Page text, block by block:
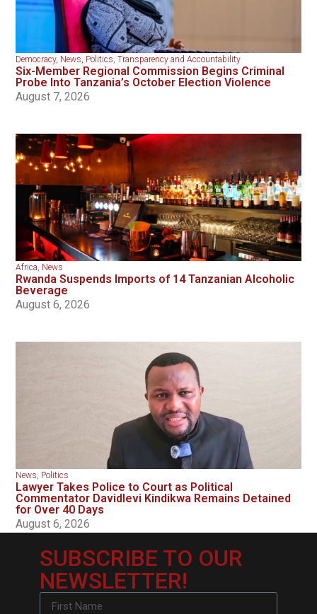
Democracy, News, Politics,Transparency and Accountability
Six-Member Regional Commission Begins Criminal
Probe Into Tanzania’s October Election Violence
August 7, 2026
Africa, News
Rwanda Suspends Imports of 14 Tanzanian Alcoholic
Beverage
August 6, 2026
News, Politics
Lawyer Takes Police to Court as Political
Commentator Davidlevi Kindikwa Remains Detained
for Over 40 Days
August 6, 2026
SUBSCRIBE TO OUR
NEWSLETTER!